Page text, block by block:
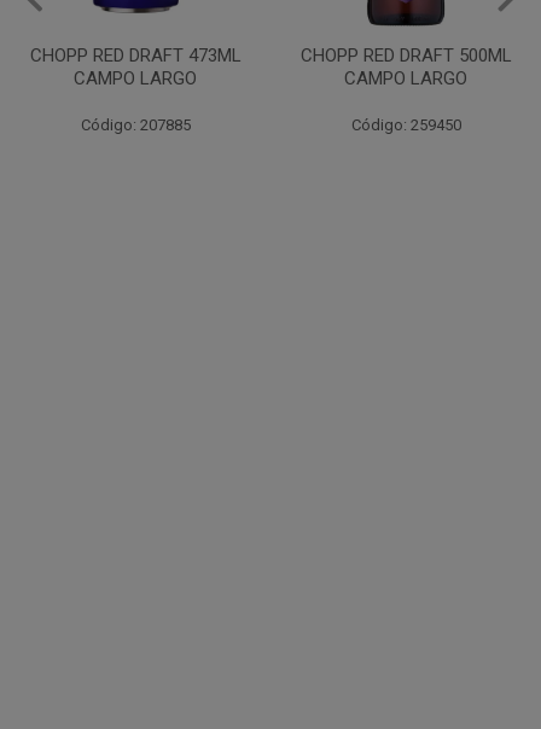
473ML
CHOPP RED DRAFT 500ML
CAMPO LARGO
Código: 259450
VINHO JURUPINGA
975ML BCO